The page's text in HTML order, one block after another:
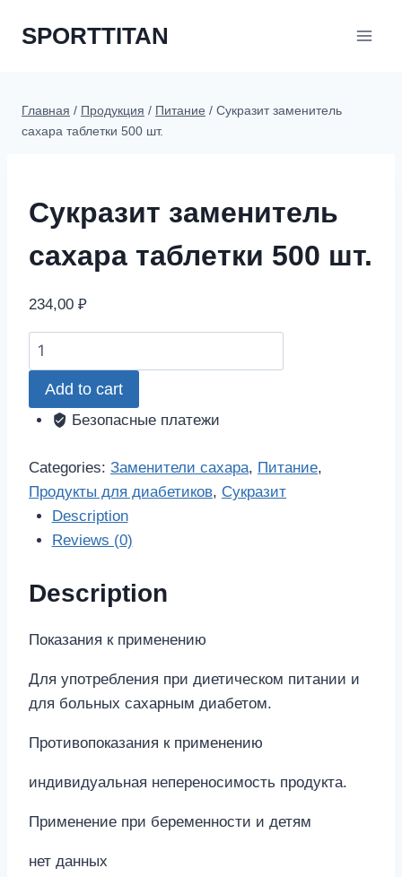
SPORTTITAN
Главная / Продукция / Питание / Сукразит заменитель
сахара таблетки 500 шт.
Сукразит заменитель
сахара таблетки 500 шт.
234,00 ₽
Сукразит
заменитель
сахара
таблетки
шт.
quantity
Add to cart
Безопасные платежи
Categories: Заменители сахара, Питание,
Продукты для диабетиков, Сукразит
Description
Reviews (0)
Description
Показания к применению
Для употребления при диетическом питании и
для больных сахарным диабетом.
Противопоказания к применению
индивидуальная непереносимость продукта.
Применение при беременности и детям
нет данных